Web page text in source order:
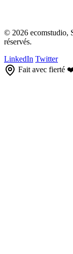
© 2026 ecomstudio,
réservés.
LinkedIn Twitter
Fait avec fierté